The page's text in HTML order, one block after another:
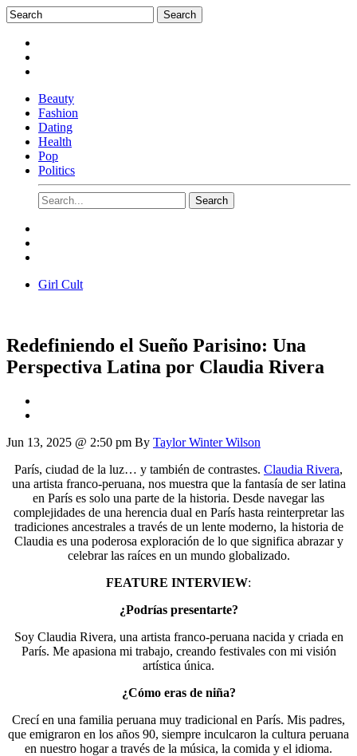
Beauty
Fashion
Dating
Health
Pop
Politics
Girl Cult
Redefiniendo el Sueño Parisino: Una
Perspectiva Latina por Claudia Rivera
Jun 13, 2025 @ 2:50 pm By Taylor Winter Wilson
París, ciudad de la luz… y también de contrastes. Claudia Rivera,
una artista franco-peruana, nos muestra que la fantasía de ser latina
en París es solo una parte de la historia. Desde navegar las
complejidades de una herencia dual en París hasta reinterpretar las
tradiciones ancestrales a través de un lente moderno, la historia de
Claudia es una poderosa exploración de lo que significa abrazar y
celebrar las raíces en un mundo globalizado.
FEATURE INTERVIEW:
¿Podrías presentarte?
Soy Claudia Rivera, una artista franco-peruana nacida y criada en
París. Me apasiona mi trabajo, creando festivales con mi visión
artística única.
¿Cómo eras de niña?
Crecí en una familia peruana muy tradicional en París. Mis padres,
que emigraron en los años 90, siempre inculcaron la cultura peruana
en nuestro hogar a través de la música, la comida y el idioma.